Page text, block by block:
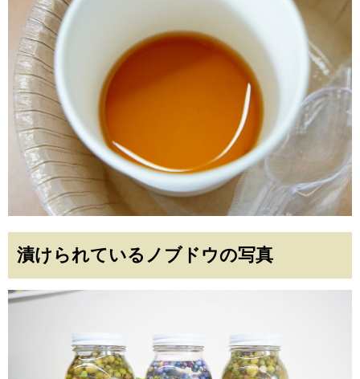
漬けられているノブドウの写真